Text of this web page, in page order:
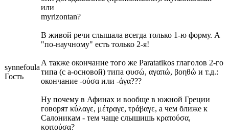
synnefoula
Гость
или
myrizontan?
В живой речи слышала всегда только 1-ю форму. А
"по-научному" есть только 2-я!
А также окончание того же Paratatikos глаголов 2-го
типа (с а-основой) типа φυσώ, αγαπώ, βοηθώ и т.д.:
окончание -ούσα или -άγα???
Ну почему в Афинах и вообще в южной Греции
говорят κύλαγε, μέτραγε, τράβαγε, а чем ближе к
Салоникам - тем чаще слышишь κρατούσα,
κοιτούσα?